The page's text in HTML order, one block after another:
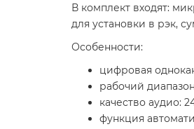
В комплект входят:
для установки в рэк,
Особенности:
цифровая
рабочий
качество аудио:
функция